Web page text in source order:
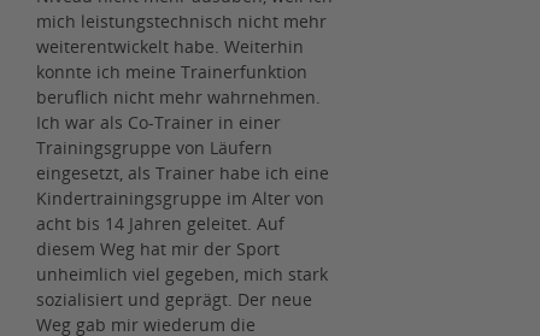
mich leistungstechnisch nicht mehr
weiterentwickelt habe. Weiterhin
konnte ich meine Trainerfunktion
beruflich nicht mehr wahrnehmen.
Ich war als Co-Trainer in einer
Trainingsgruppe von Läufern
eingesetzt, als Trainer habe ich eine
Kindertrainingsgruppe im Alter von
acht bis 14 Jahren geleitet. Auf
diesem Weg hat mir der Sport
unheimlich viel gegeben, mich stark
sozialisiert und geprägt. Der neue
Weg gab mir wiederum die